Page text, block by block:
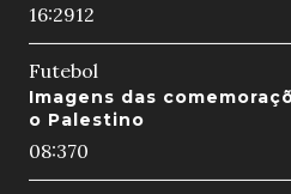
16:2912
Futebol
Imagens das
o Palestino
08:370